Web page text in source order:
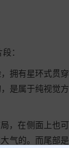
：
拥有星环式贯穿
是属于纯视觉方
，在侧面上也可
气的。而尾部是